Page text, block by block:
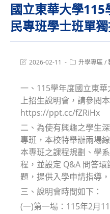
國立東華大學
民專班學士班單
Post2026-02-11
Post升學專區/
一、115學年度國立東
上招生說明會，請參閱
https://ppt.cc/fZRiHx
二、為使有興趣之學生
專班，本校特舉辦兩場
本專班之課程規劃、學
程，並設定 Q&A 問答
題，提供入學申請指導
三、說明會時間如下：
(一)第一場：115年2月